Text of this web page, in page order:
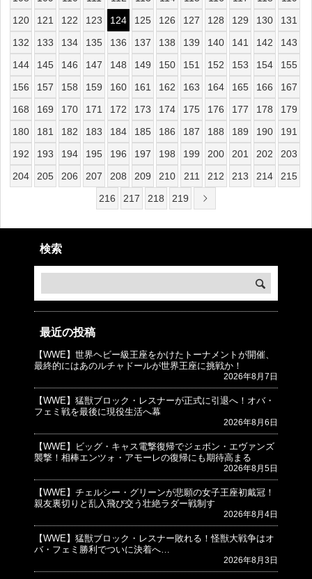
120
121 122 123 124 125 126 127 128 129 130
131
132
133 134 135 136 137 138 139 140 141 142
143
144
145 146 147 148 149 150 151 152 153 154
155
156
157 158 159 160 161 162 163 164 165 166
167
168
169 170 171 172 173 174 175 176 177 178
179
180
181 182 183 184 185 186 187 188 189 190
191
192
193 194 195 196 197 198 199 200 201 202
203
204
205 206 207 208 209 210 211 212 213 214
215
216
217 218 219
検索
最近の投稿
【WWE】世界ヘビー級王座をかけたトーナメントが開催、
最終的にはあのルチャドールが世界王座に挑戦か！
2026年8月7日
【WWE】猛獣ブロック・レスナーが正式に引退へ！オバ・
フェミ戦を最後に現役生活へ幕
2026年8月6日
【WWE】ビッグ・キャス電撃復帰でジェボン・エヴァンズ
襲撃！相棒エンツォ・アモーレの復帰にも期待高まる
2026年8月5日
【WWE】チェルシー・グリーンが悲願の女子王座初戴冠！
親友裏切りと乱入飛び交う壮絶ラダー戦制す
2026年8月4日
【WWE】猛獣ブロック・レスナー敗れる！怪獣大戦争はオ
バ・フェミ勝利でついに決着へ…
2026年8月3日
© プロレスJunkie ～WWEの最新情報 USA～